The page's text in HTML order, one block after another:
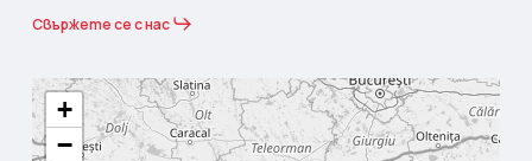
Свържете се с нас
+
−